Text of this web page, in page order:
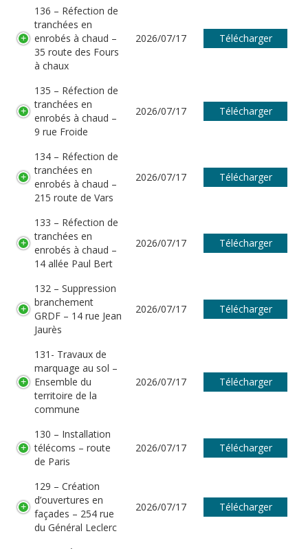
136 – Réfection de
tranchées en
enrobés à chaud –
35 route des Fours
à chaux
2026/07/17 Télécharger
135 – Réfection de
tranchées en
enrobés à chaud –
9 rue Froide
2026/07/17 Télécharger
134 – Réfection de
tranchées en
enrobés à chaud –
215 route de Vars
2026/07/17 Télécharger
133 – Réfection de
tranchées en
enrobés à chaud –
14 allée Paul Bert
2026/07/17 Télécharger
132 – Suppression
branchement
GRDF – 14 rue Jean
Jaurès
2026/07/17 Télécharger
131- Travaux de
marquage au sol –
Ensemble du
territoire de la
commune
2026/07/17 Télécharger
130 – Installation
télécoms – route
de Paris
2026/07/17 Télécharger
129 – Création
d’ouvertures en
façades – 254 rue
du Général Leclerc
2026/07/17 Télécharger